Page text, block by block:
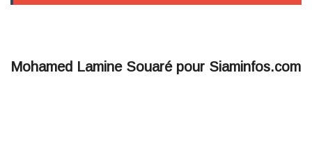
Mohamed Lamine Souaré pour Siaminfos.com